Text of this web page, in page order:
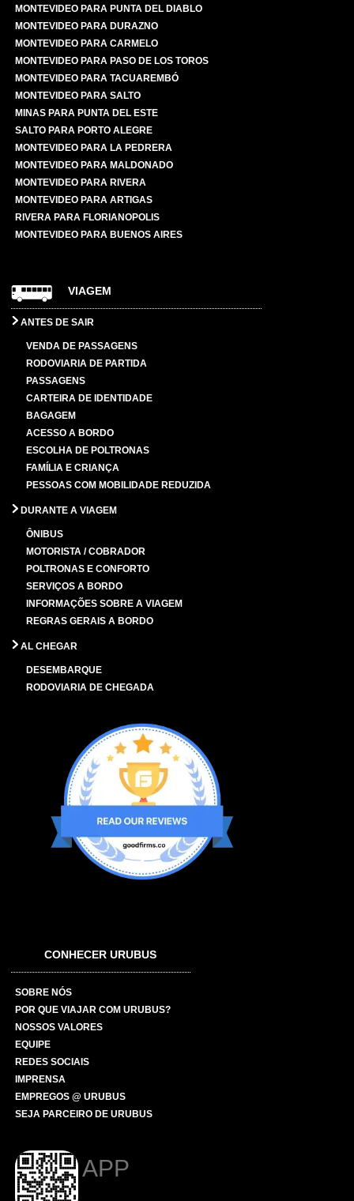
MONTEVIDEO PARA PUNTA DEL DIABLO
MONTEVIDEO PARA DURAZNO
MONTEVIDEO PARA CARMELO
MONTEVIDEO PARA PASO DE LOS TOROS
MONTEVIDEO PARA TACUAREMBÓ
MONTEVIDEO PARA SALTO
MINAS PARA PUNTA DEL ESTE
SALTO PARA PORTO ALEGRE
MONTEVIDEO PARA LA PEDRERA
MONTEVIDEO PARA MALDONADO
MONTEVIDEO PARA RIVERA
MONTEVIDEO PARA ARTIGAS
RIVERA PARA FLORIANOPOLIS
MONTEVIDEO PARA BUENOS AIRES
VIAGEM
ANTES DE SAIR
VENDA DE PASSAGENS
RODOVIARIA DE PARTIDA
PASSAGENS
CARTEIRA DE IDENTIDADE
BAGAGEM
ACESSO A BORDO
ESCOLHA DE POLTRONAS
FAMÍLIA E CRIANÇA
PESSOAS COM MOBILIDADE REDUZIDA
DURANTE A VIAGEM
ÔNIBUS
MOTORISTA / COBRADOR
POLTRONAS E CONFORTO
SERVIÇOS A BORDO
INFORMAÇÕES SOBRE A VIAGEM
REGRAS GERAIS A BORDO
AL CHEGAR
DESEMBARQUE
RODOVIARIA DE CHEGADA
CONHECER URUBUS
SOBRE NÓS
POR QUE VIAJAR COM URUBUS?
NOSSOS VALORES
EQUIPE
REDES SOCIAIS
IMPRENSA
EMPREGOS @ URUBUS
SEJA PARCEIRO DE URUBUS
APP